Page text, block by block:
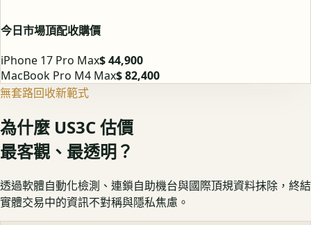
今日市場頂配收購價
iPhone 17 Pro Max$ 44,900
MacBook Pro M4 Max$ 82,400
無套路回收新範式
為什麼 US3C 估價
最客觀、最透明？
透過軟體自動化檢測、連鎖自助機台與國際頂規資料抹除，終結
實體交易中的資訊不對稱與隱私焦慮。